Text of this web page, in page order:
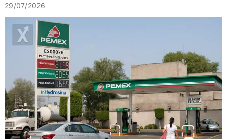
29/07/2026